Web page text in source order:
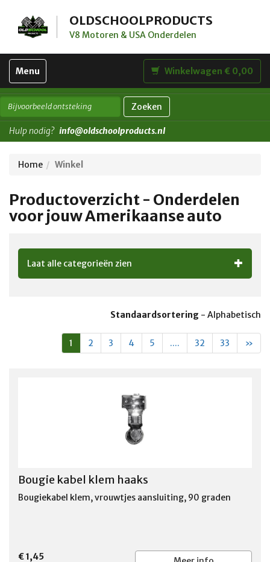
OLDSCHOOLPRODUCTS
V8 Motoren & USA Onderdelen
Toggle
navigation
Menu Winkelwagen € 0,00
Zoeken
Hulp nodig? info@oldschoolproducts.nl
Home Winkel
Productoverzicht - Onderdelen
voor jouw Amerikaanse auto
Laat alle categorieën zien
Standaardsortering - Alphabetisch
1 2 3 4 5 .... 32 33 »
Bougie kabel klem haaks
Bougiekabel klem, vrouwtjes aansluiting, 90 graden
€ 1,45